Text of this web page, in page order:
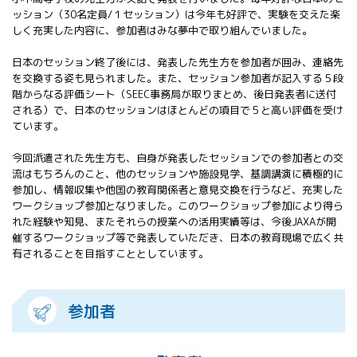
All 分科会
APRSAF宇宙
分科会 年次
会合
APRSAFポス
ターコンテ
APRSAF教員
セミナー
ISEB（国際
宇宙教育会
議）
ISEB学生派
遣プログラ
ッション（30名定員/１セッション）は今年も好評で、実験を交えた楽
しく充実した内容に、参加者はみな夢中で取り組んでいました。
日本のセッション終了後には、発表した先生方を参加者が囲み、連絡先
を交換する姿も見られました。また、セッション参加者が記入する５段
階からなる評価シート（SEEC事務局が取りまとめ、後日発表者に送付
される）で、日本のセッションはほとんどの項目で５と高い評価を受け
ています。
今回派遣された先生方も、自身が発表したセッションでの参加者との交
流はもちろんのこと、他のセッションや施設見学、基調講演に積極的に
参加し、情報収集や他国の教育関係者と意見交換を行うなど、充実した
ワークショップ参加となりました。このワークショップ参加により得ら
れた経験や知見、またそれらの授業への活用実績等は、今後JAXAが開
催するワークショップ等で発表していただき、日本の教育現場で広く共
有されることを目指すこととしています。
参加者